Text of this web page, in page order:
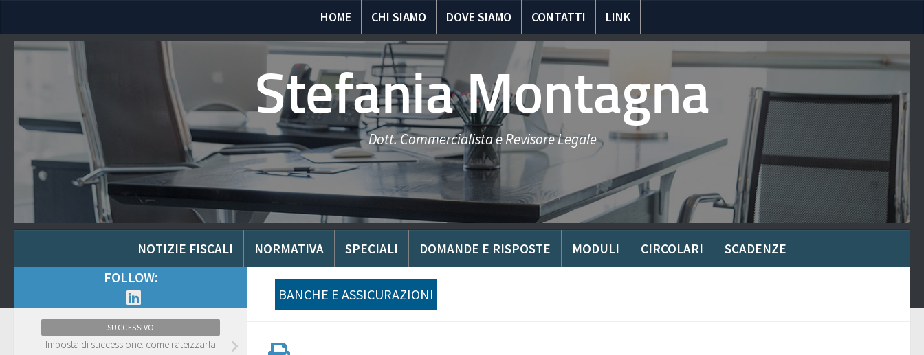
HOME CHI SIAMO DOVE SIAMO CONTATTI LINK
Stefania Montagna
Dott. Commercialista e Revisore Legale
NOTIZIE FISCALI NORMATIVA SPECIALI DOMANDE E RISPOSTE MODULI CIRCOLARI SCADENZE
BANCHE E ASSICURAZIONI
FOLLOW:
SUCCESSIVO
Imposta di successione: come rateizzarla